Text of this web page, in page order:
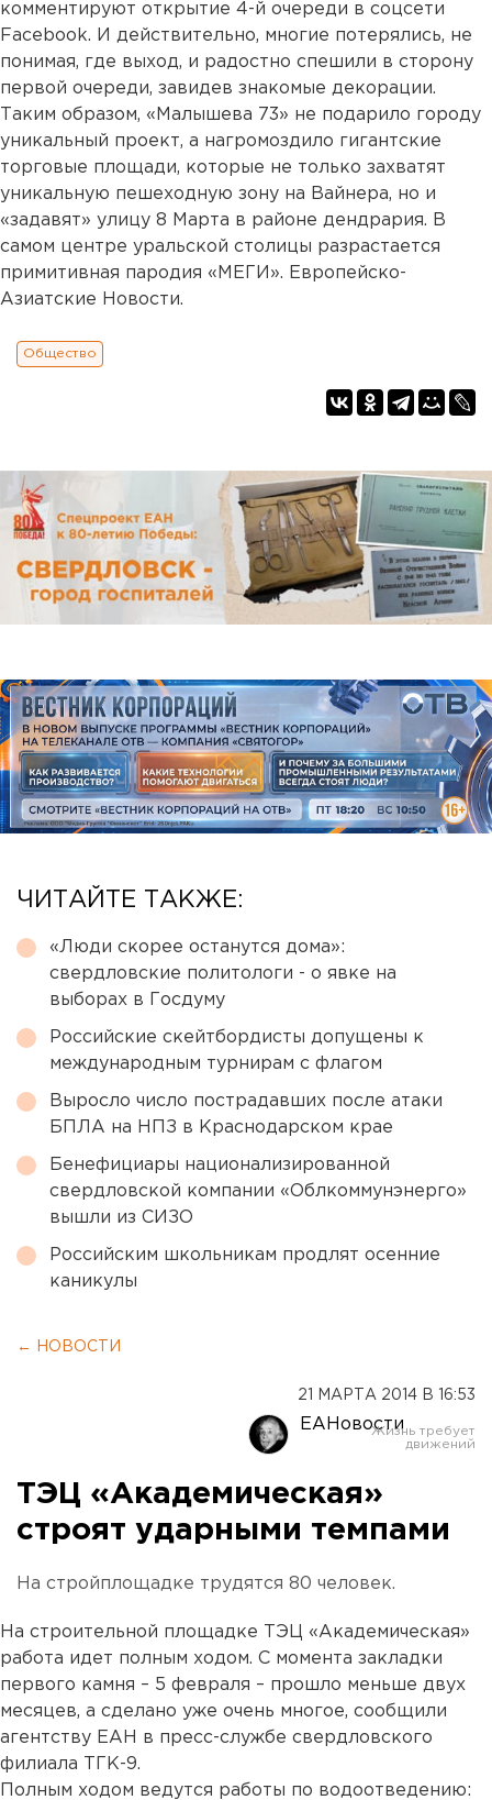
комментируют открытие 4-й очереди в соцсети
Facebook. И действительно, многие потерялись, не
понимая, где выход, и радостно спешили в сторону
первой очереди, завидев знакомые декорации.
Таким образом, «Малышева 73» не подарило городу
уникальный проект, а нагромоздило гигантские
торговые площади, которые не только захватят
уникальную пешеходную зону на Вайнера, но и
«задавят» улицу 8 Марта в районе дендрария. В
самом центре уральской столицы разрастается
примитивная пародия «МЕГИ». Европейско-
Азиатские Новости.
Общество
ЧИТАЙТЕ ТАКЖЕ:
«Люди скорее останутся дома»:
свердловские политологи - о явке на
выборах в Госдуму
Российские скейтбордисты допущены к
международным турнирам с флагом
Выросло число пострадавших после атаки
БПЛА на НПЗ в Краснодарском крае
Бенефициары национализированной
свердловской компании «Облкоммунэнерго»
вышли из СИЗО
Российским школьникам продлят осенние
каникулы
← НОВОСТИ
21 МАРТА 2014 В 16:53
ЕАНовости
ТЭЦ «Академическая»
строят ударными темпами
На стройплощадке трудятся 80 человек.
На строительной площадке ТЭЦ «Академическая»
работа идет полным ходом. С момента закладки
первого камня – 5 февраля – прошло меньше двух
месяцев, а сделано уже очень многое, сообщили
агентству ЕАН в пресс-службе свердловского
филиала ТГК-9.
Полным ходом ведутся работы по водоотведению: